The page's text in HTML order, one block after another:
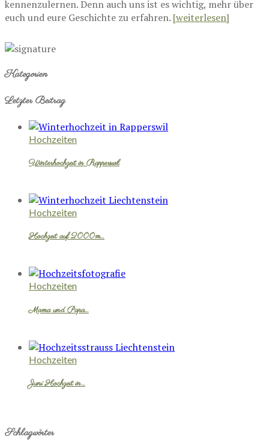
kennenzulernen. Denn auch uns ist es wichtig, mehr über
euch und eure Geschichte zu erfahren. [weiterlesen]
Kategorien
Letzter Beitrag
Hochzeiten
Winterhochzeit in Rapperswil
Hochzeiten
Hochzeit auf 2000m…
Hochzeiten
Mama und Papa…
Hochzeiten
Juni Hochzeit in…
Schlagwörter